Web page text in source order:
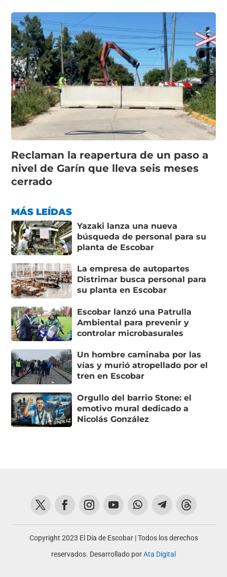
Reclaman la reapertura de un paso a
nivel de Garín que lleva seis meses
cerrado
MÁS LEÍDAS
Yazaki lanza una nueva
búsqueda de personal para su
planta de Escobar
La empresa de autopartes
Distrimar busca personal para
su planta en Escobar
Escobar lanzó una Patrulla
Ambiental para prevenir y
controlar microbasurales
Un hombre caminaba por las
vías y murió atropellado por el
tren en Escobar
Orgullo del barrio Stone: el
emotivo mural dedicado a
Nicolás González
Copyright 2023 El Día de Escobar | Todos los derechos
reservados. Desarrollado porAta Digital